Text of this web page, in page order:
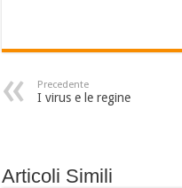
Precedente
I virus e le regine
Articoli Simili